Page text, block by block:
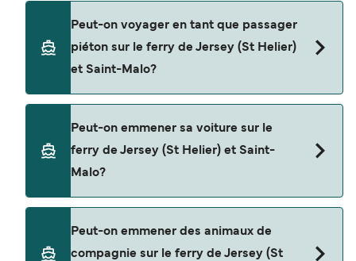
consultez notre page d'offres pour consulter les
dernières promotions disponibles.
Peut-on voyager en tant que passager
piéton sur le ferry de Jersey (St Helier)
et Saint-Malo?
DFDS Seaways
Peut-on emmener sa voiture sur le
ferry de Jersey (St Helier) et Saint-
Malo?
Peut-on emmener des animaux de
compagnie sur le ferry de Jersey (St